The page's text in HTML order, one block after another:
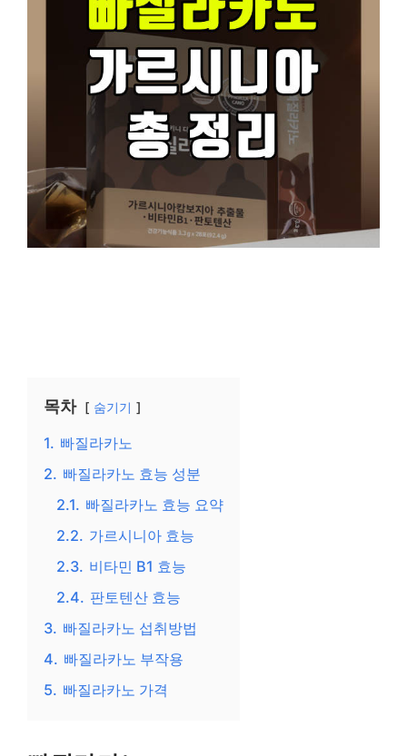
목차 숨기기
1. 빠질라카노
2. 빠질라카노 효능 성분
2.1. 빠질라카노 효능 요약
2.2. 가르시니아 효능
2.3. 비타민 B1 효능
2.4. 판토텐산 효능
3. 빠질라카노 섭취방법
4. 빠질라카노 부작용
5. 빠질라카노 가격